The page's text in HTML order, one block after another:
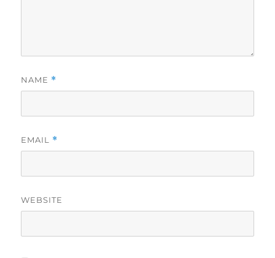
NAME *
EMAIL *
WEBSITE